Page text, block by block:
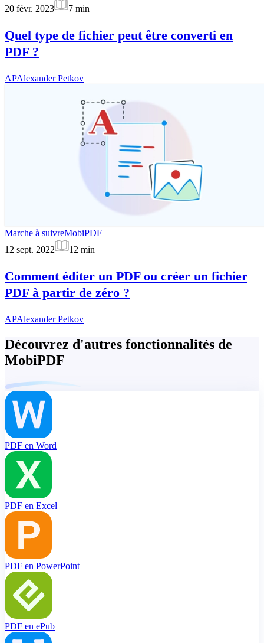
20 févr. 2023 7 min
Quel type de fichier peut être converti en
PDF ?
APAlexander Petkov
Marche à suivreMobiPDF
12 sept. 2022
12 min
Comment éditer un PDF ou créer un fichier
PDF à partir de zéro ?
APAlexander Petkov
Découvrez d'autres fonctionnalités de
MobiPDF
PDF en Word
PDF en Excel
PDF en PowerPoint
PDF en ePub